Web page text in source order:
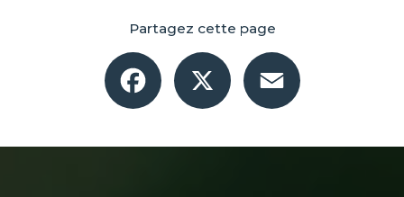
Partagez cette page
Facebook